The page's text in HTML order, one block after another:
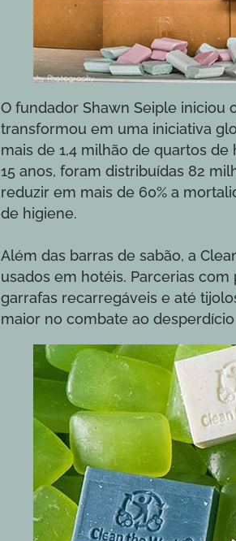
O fundador Shawn Seiple iniciou
transformou em uma iniciativa
mais de 1,4 milhão de quartos
15 anos, foram distribuídas 82
reduzir em mais de 60% a
de higiene.
Além das barras de sabão, a
usados em hotéis. Parcerias
garrafas recarregáveis e até
maior no combate ao